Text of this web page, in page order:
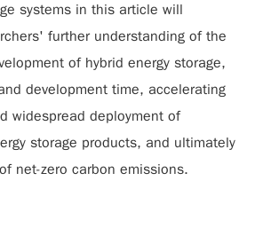
systems in this article will
further understanding of the
of hybrid energy storage,
development time, accelerating
widespread deployment of
storage products, and ultimately
net-zero carbon emissions.